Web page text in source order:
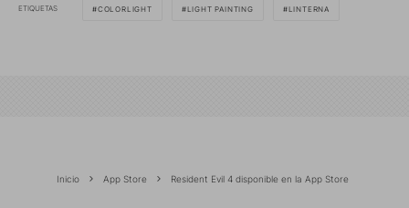
ETIQUETAS COLORLIGHT LIGHT PAINTING LINTERNA
Inicio App Store Resident Evil 4 disponible en la App Store